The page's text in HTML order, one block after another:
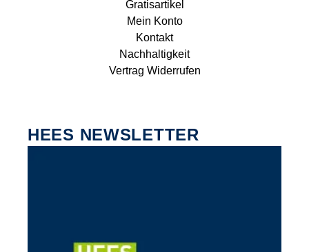
Gratisartikel
Mein Konto
Kontakt
Nachhaltigkeit
Vertrag Widerrufen
HEES NEWSLETTER